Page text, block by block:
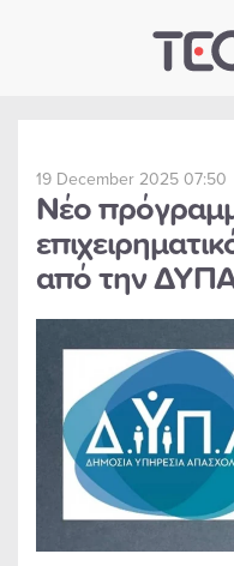
Skip to main content
19 December 2025 07:50
Νέο
από την